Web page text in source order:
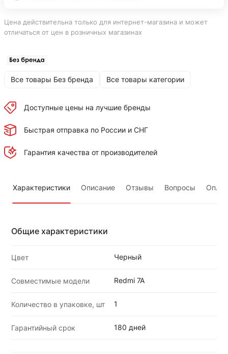
Цена действительна только для интернет-магазина и может
отличаться от цен в розничных магазинах
Все товары Без бренда Все товары категории
Доступные цены на лучшие бренды
Быстрая отправка по России и СНГ
Гарантия качества от производителей
Характеристики Описание Отзывы Вопросы
Общие характеристики
Цвет Черный
Совместимые модели Redmi 7A
Количество в упаковке, шт 1
Гарантийный срок 180 дней